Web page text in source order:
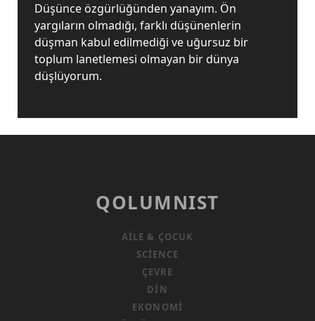
Düşünce özgürlüğünden yanayım. Ön
yargıların olmadığı, farklı düşünenlerin
düşman kabul edilmediği ve uğursuz bir
toplum lanetlemesi olmayan bir dünya
düşlüyorum.
QOLUMNIST
AILE & ÇOCUK
SCIENCE
ÇEVRE
DIN
EKONOMI